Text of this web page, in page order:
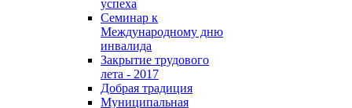
успеха
Семинар к
Международному дню
инвалида
Закрытие трудового
лета - 2017
Добрая традиция
Муниципальная